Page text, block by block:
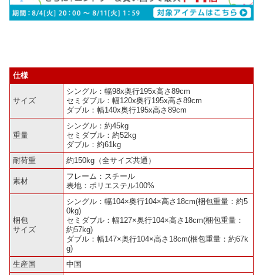
仕様
サイズ
シングル：幅98x奥行195x高さ89cm
セミダブル：幅120x奥行195x高さ89cm
ダブル：幅140x奥行195x高さ89cm
重量
シングル：約45kg
セミダブル：約52kg
ダブル：約61kg
耐荷重
約150kg（全サイズ共通）
素材
フレーム：スチール
表地：ポリエステル100%
梱包
サイズ
シングル：幅104×奥行104×高さ18cm(梱包重量：約5
0kg)
セミダブル：幅127×奥行104×高さ18cm(梱包重量：
約57kg)
ダブル：幅147×奥行104×高さ18cm(梱包重量：約67k
g)
生産国
中国